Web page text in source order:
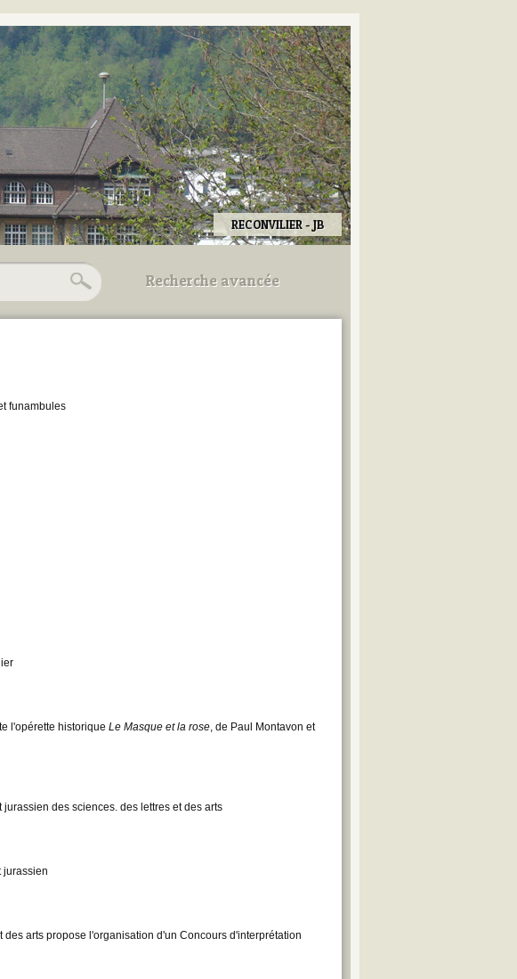
RECONVILIER - JB
Recherche avancée
Utilisez les champs ci-dessous
funambules
l'opérette historique Le Masque et la rose , de Paul Montavon et
des sciences. des lettres et des arts
jurassien
arts propose l'organisation d'un Concours d'interprétation